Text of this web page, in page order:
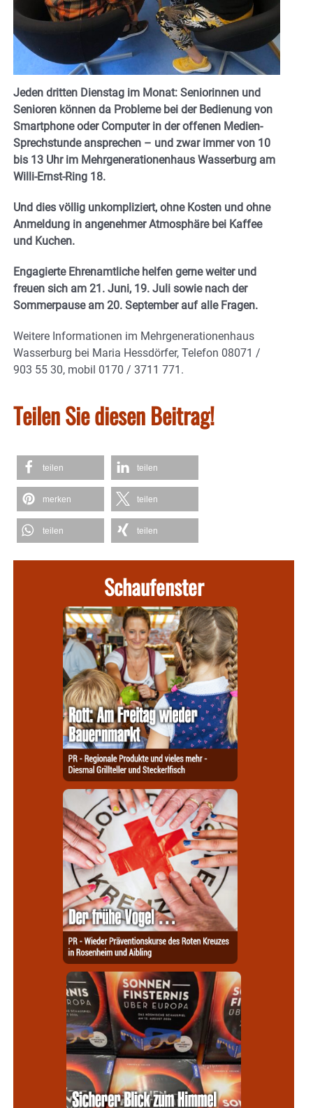
Jeden dritten Dienstag im Monat: Seniorinnen und
Senioren können da Probleme bei der Bedienung von
Smartphone oder Computer in der offenen Medien-
Sprechstunde ansprechen – und zwar immer von 10
bis 13 Uhr im Mehrgenerationenhaus Wasserburg am
Willi-Ernst-Ring 18.
Und dies völlig unkompliziert, ohne Kosten und ohne
Anmeldung in angenehmer Atmosphäre bei Kaffee
und Kuchen.
Engagierte Ehrenamtliche helfen gerne weiter und
freuen sich am 21. Juni, 19. Juli sowie nach der
Sommerpause am 20. September auf alle Fragen.
Weitere Informationen im Mehrgenerationenhaus
Wasserburg bei Maria Hessdörfer, Telefon 08071 /
903 55 30, mobil 0170 / 3711 771.
Teilen Sie diesen Beitrag!
teilen teilen
merken teilen
teilen teilen
Schaufenster